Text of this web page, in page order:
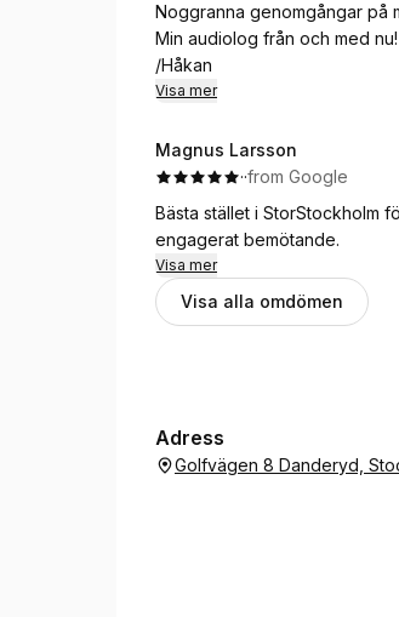
Noggranna genomgångar på
Min audiolog från och med nu!
/Håkan
Visa mer
Magnus Larsson
··from Google
Bästa stället i StorStockholm
engagerat bemötande.
Visa mer
Visa alla omdömen
Adress
Golfvägen 8 Danderyd,